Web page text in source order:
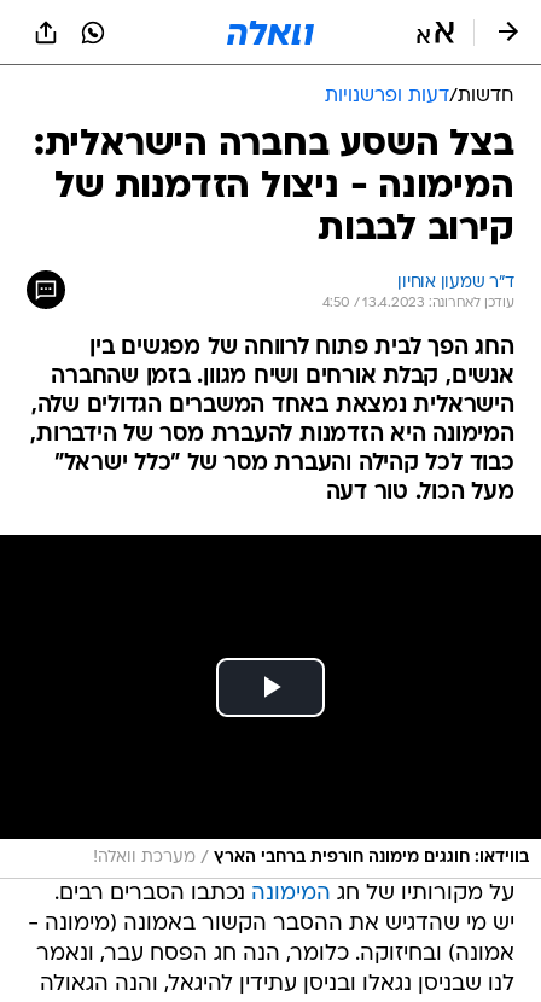
חדשות/דעות ופרשנויות
בצל השסע בחברה הישראלית:
המימונה - ניצול הזדמנות של
קירוב לבבות
ד"ר שמעון אוחיון
עודכן לאחרונה: 13.4.2023 / 4:50
החג הפך לבית פתוח לרווחה של מפגשים בין
אנשים, קבלת אורחים ושיח מגוון. בזמן שהחברה
הישראלית נמצאת באחד המשברים הגדולים שלה,
המימונה היא הזדמנות להעברת מסר של הידברות,
כבוד לכל קהילה והעברת מסר של "כלל ישראל"
מעל הכול. טור דעה
בווידאו: חוגגים מימונה חורפית ברחבי הארץ / מערכת וואלה!
על מקורותיו של חג המימונה נכתבו הסברים רבים.
יש מי שהדגיש את ההסבר הקשור באמונה (מימונה -
אמונה) ובחיזוקה. כלומר, הנה חג הפסח עבר, ונאמר
לנו שבניסן נגאלו ובניסן עתידין להיגאל, והנה הגאולה